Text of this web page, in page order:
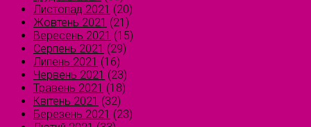
Листопад 2021 (20)
Жовтень 2021 (21)
Вересень 2021 (15)
Серпень 2021 (29)
Липень 2021 (16)
Червень 2021 (23)
Травень 2021 (18)
Квітень 2021 (32)
Березень 2021 (23)